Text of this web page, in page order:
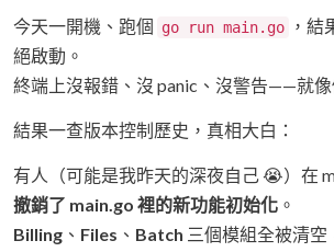
今天一開機、跑個 go run main.go
，結
絕啟動。
終端上沒報錯、沒 panic、沒警告——就像
結果一查版本控制歷史，真相大白：
有人（可能是我昨天的深夜自己 😭）在
撤銷了 main.go 裡的新功能初始化 。
Billing 、 Files 、 Batch 三個模組全被清空